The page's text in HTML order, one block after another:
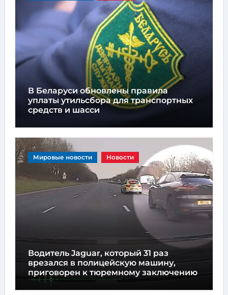
В Беларуси обновлены правила
уплаты утильсбора для транспортных
средств и шасси
Мировые новости Новости
Водитель Jaguar, который 31 раз
врезался в полицейскую машину,
приговорен к тюремному заключению